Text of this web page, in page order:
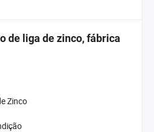
de liga de zinco, fábrica
Zinco